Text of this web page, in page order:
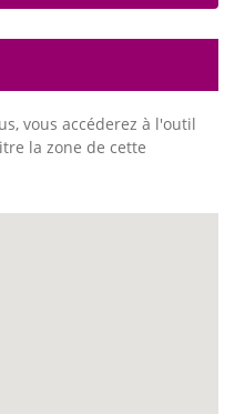
vous accéderez à l'outil
la zone de cette